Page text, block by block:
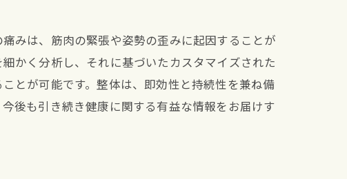
みは、筋肉の緊張や姿勢の歪みに起因することが
かく分析し、それに基づいたカスタマイズされた
とが可能です。整体は、即効性と持続性を兼ね備
後も引き続き健康に関する有益な情報をお届けす